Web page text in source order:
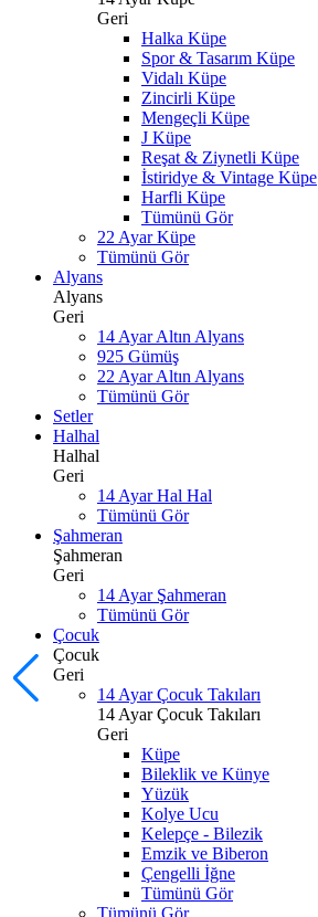
Geri
Halka Küpe
Spor & Tasarım Küpe
Vidalı Küpe
Zincirli Küpe
Mengeçli Küpe
J Küpe
Reşat & Ziynetli Küpe
İstiridye & Vintage Küpe
Harfli Küpe
Tümünü Gör
22 Ayar Küpe
Tümünü Gör
Alyans
Alyans
Geri
14 Ayar Altın Alyans
925 Gümüş
22 Ayar Altın Alyans
Tümünü Gör
Setler
Halhal
Halhal
Geri
14 Ayar Hal Hal
Tümünü Gör
Şahmeran
Şahmeran
Geri
14 Ayar Şahmeran
Tümünü Gör
Çocuk
Çocuk
Geri
14 Ayar Çocuk Takıları
14 Ayar Çocuk Takıları
Geri
Küpe
Bileklik ve Künye
Yüzük
Kolye Ucu
Kelepçe - Bilezik
Emzik ve Biberon
Çengelli İğne
Tümünü Gör
Tümünü Gör